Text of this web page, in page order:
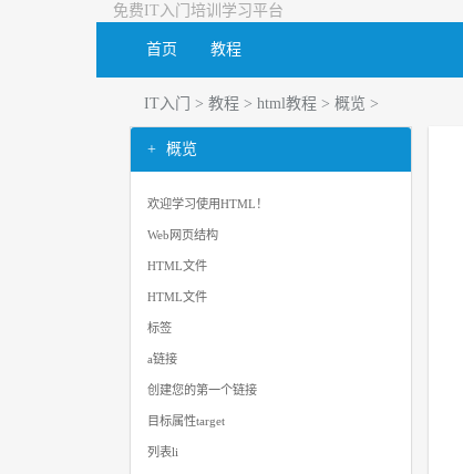
免费IT入门培训学习平台
首页 教程
IT入门 > 教程 > html教程 > 概览 >
概览
欢迎学习使用HTML！
Web网页结构
HTML文件
HTML文件
标签
a链接
创建您的第一个链接
目标属性target
列表li